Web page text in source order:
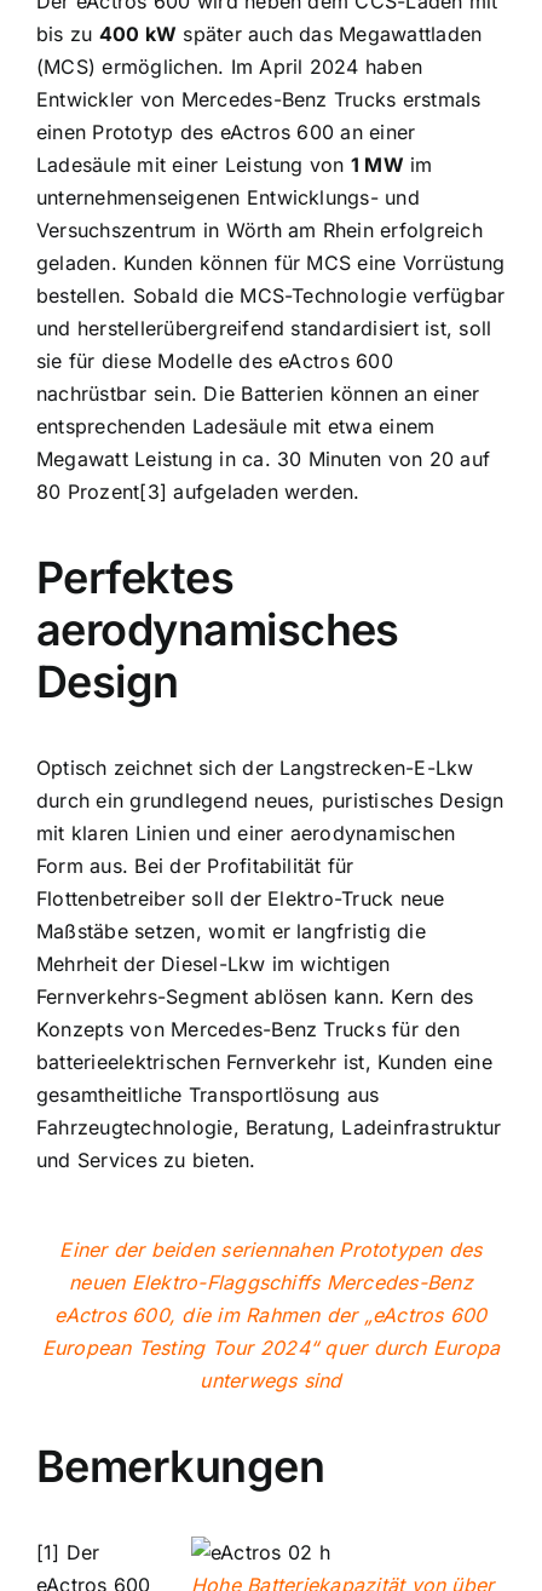
bis zu 400 kW später auch das Megawattladen
(MCS) ermöglichen. Im April 2024 haben
Entwickler von Mercedes-Benz Trucks erstmals
einen Prototyp des eActros 600 an einer
Ladesäule mit einer Leistung von 1 MW im
unternehmenseigenen Entwicklungs- und
Versuchszentrum in Wörth am Rhein erfolgreich
geladen. Kunden können für MCS eine Vorrüstung
bestellen. Sobald die MCS-Technologie verfügbar
und herstellerübergreifend standardisiert ist, soll
sie für diese Modelle des eActros 600
nachrüstbar sein. Die Batterien können an einer
entsprechenden Ladesäule mit etwa einem
Megawatt Leistung in ca. 30 Minuten von 20 auf
80 Prozent[3] aufgeladen werden.
Perfektes
aerodynamisches
Design
Optisch zeichnet sich der Langstrecken-E-Lkw
durch ein grundlegend neues, puristisches Design
mit klaren Linien und einer aerodynamischen
Form aus. Bei der Profitabilität für
Flottenbetreiber soll der Elektro-Truck neue
Maßstäbe setzen, womit er langfristig die
Mehrheit der Diesel-Lkw im wichtigen
Fernverkehrs-Segment ablösen kann. Kern des
Konzepts von Mercedes-Benz Trucks für den
batterieelektrischen Fernverkehr ist, Kunden eine
gesamtheitliche Transportlösung aus
Fahrzeugtechnologie, Beratung, Ladeinfrastruktur
und Services zu bieten.
Einer der beiden seriennahen Prototypen des
neuen Elektro-Flaggschiffs Mercedes-Benz
eActros 600, die im Rahmen der „eActros 600
European Testing Tour 2024“ quer durch Europa
unterwegs sind
Bemerkungen
Hohe Batteriekapazität von über
[1] Der
eActros 600